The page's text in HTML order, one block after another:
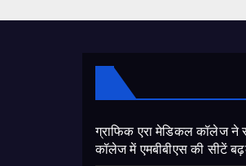
ग्राफिक एरा मेडिकल कॉलेज ने
कॉलेज में एमबीबीएस की सीटें